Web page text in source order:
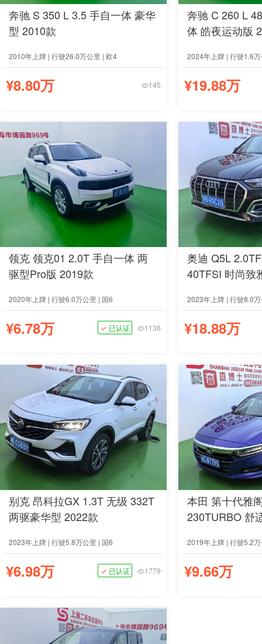
奔驰 S 350 L 3.5 手自一体 豪华
型 2010款
2010年上牌 | 行驶26.0万公里 | 欧4
¥8.80万 145
奔驰 C 260 L
体 皓夜运动版
2024年上牌 | 行驶1.6
¥19.88万
领克 领克01 2.0T 手自一体 两
驱型Pro版 2019款
2020年上牌 | 行驶6.0万公里 | 国6
¥6.78万 已认证 1136
奥迪 Q5L
40TFSI 时尚致
2023年上牌 | 行驶8.0
¥18.88万
别克 昂科拉GX 1.3T 无级 332T
两驱豪华型 2022款
2023年上牌 | 行驶5.8万公里 | 国6
¥6.98万 已认证 1779
本田 第十代雅
230TURBO 舒
2019年上牌 | 行驶5.2
¥9.66万